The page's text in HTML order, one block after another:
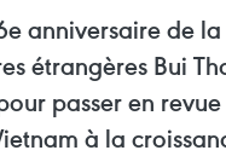
anniversaire de
étrangères Bui
passer en
à la